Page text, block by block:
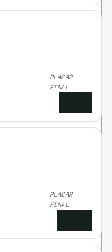
PLACAR
FINAL
PLACAR
FINAL